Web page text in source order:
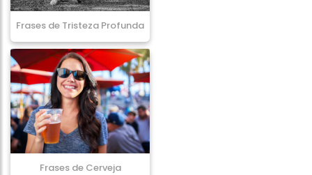
Frases de Tristeza Profunda
Frases de Cerveja